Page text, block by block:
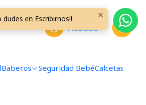
Acceso
Baberos Seguridad BebéCalcetas
dudes en Escribirnos!!